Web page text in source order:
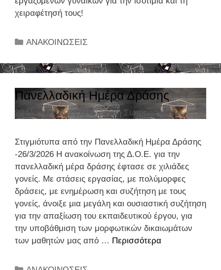
χειραφέτησή τους!
Κ
τ
γ
ρ
ε
ς
ΑΝΑΚΟΙΝΩΣΕΙΣ
Πανελλαδική Ημέρα Δράσης
29 Μαρτίου 2026 ΑπόΞανθή Σωτηροπούλου
Στιγμιότυπα από την Πανελλαδική Ημέρα Δράσης
-26/3/2026 Η ανακοίνωση της Δ.Ο.Ε. για την
πανελλαδική μέρα δράσης έφτασε σε χιλιάδες
γονείς. Με στάσεις εργασίας, με πολύμορφες
δράσεις, με ενημέρωση και συζήτηση με τους
γονείς, άνοιξε μια μεγάλη και ουσιαστική συζήτηση
για την απαξίωση του εκπαιδευτικού έργου, για
την υποβάθμιση των μορφωτικών δικαιωμάτων
των μαθητών μας από … Περισσότερα